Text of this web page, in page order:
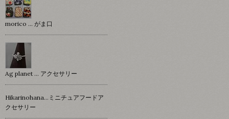
morico … がま口
Ag planet … アクセサリー
Hikarinohana…ミニチュアフードア
クセサリー